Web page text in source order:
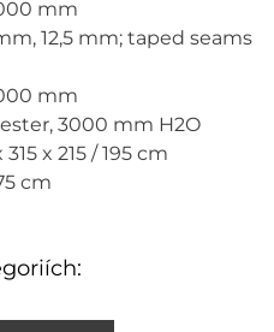
mm
12,5 mm; taped seams
mm
3000 mm H2O
x 215 / 195 cm
cm